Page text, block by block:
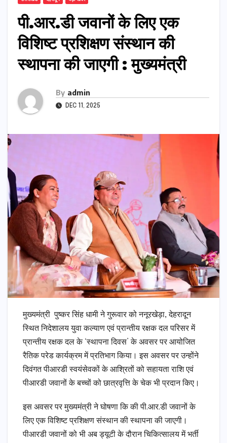
पी.आर.डी जवानों के लिए एक
विशिष्ट प्रशिक्षण संस्थान की
स्थापना की जाएगी : मुख्यमंत्री
By admin
DEC 11, 2025
मुख्यमंत्री पुष्कर सिंह धामी ने गुरूवार को ननूरखेड़ा, देहरादून
स्थित निदेशालय युवा कल्याण एवं प्रान्तीय रक्षक दल परिसर में
प्रान्तीय रक्षक दल के ‘स्थापना दिवस’ के अवसर पर आयोजित
रैतिक परेड कार्यक्रम में प्रतिभाग किया। इस अवसर पर उन्होंने
दिवंगत पीआरडी स्वयंसेवकों के आश्रितों को सहायता राशि एवं
पीआरडी जवानों के बच्चों को छात्रवृत्ति के चेक भी प्रदान किए।
इस अवसर पर मुख्यमंत्री ने घोषणा कि की पी.आर.डी जवानों के
लिए एक विशिष्ट प्रशिक्षण संस्थान की स्थापना की जाएगी।
पीआरडी जवानों को भी अब ड्यूटी के दौरान चिकित्सालय में भर्ती